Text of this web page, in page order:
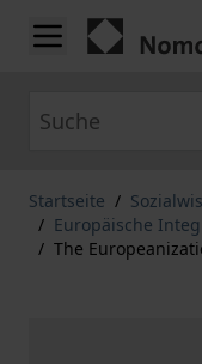
Zum Inhalt springen
Startseite /
/ Europäische
/ The